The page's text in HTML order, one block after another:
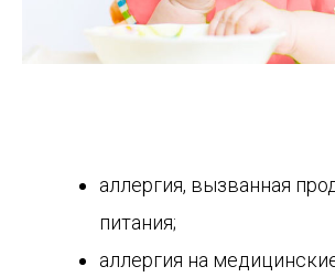
аллергия, вызванная
питания;
аллергия на